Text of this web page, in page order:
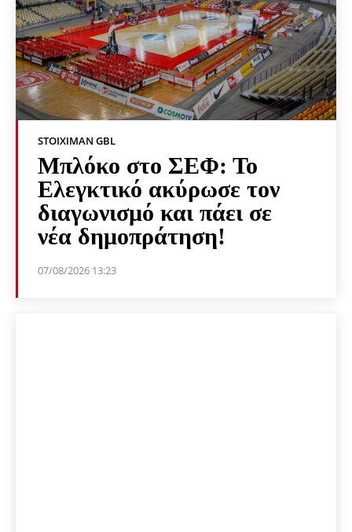
STOIXIMAN GBL
Μπλόκο στο ΣΕΦ: Το
Ελεγκτικό ακύρωσε τον
διαγωνισμό και πάει σε
νέα δημοπράτηση!
07/08/2026 13:23